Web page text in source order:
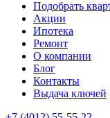
Подобрать
Акции
Ипотека
Ремонт
О компании
Блог
Контакты
Выдача ключей